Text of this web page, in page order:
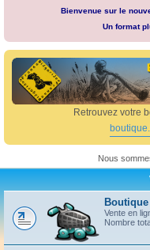
Bienvenue sur le
Un format
Retrouvez votre
Nous
Boutique
Vente en
Nombre